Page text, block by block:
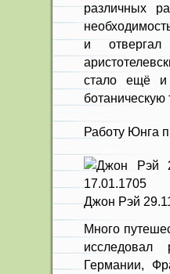
различных
и отвергал
стало ещё и
Работу Юнга
Джон Рэй
Много
исследовал
Германии,